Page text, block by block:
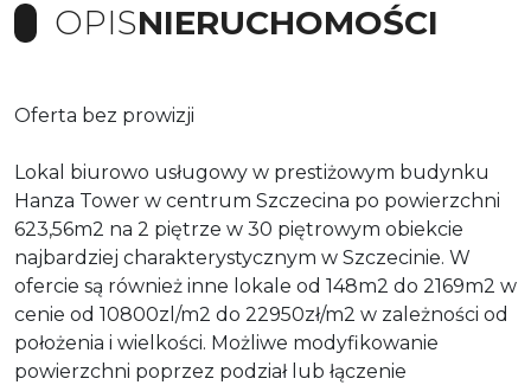
OPISNIERUCHOMOŚCI
Oferta bez prowizji
Lokal biurowo usługowy w prestiżowym budynku
Hanza Tower w centrum Szczecina po powierzchni
623,56m2 na 2 piętrze w 30 piętrowym obiekcie
najbardziej charakterystycznym w Szczecinie. W
ofercie są również inne lokale od 148m2 do 2169m2 w
cenie od 10800zl/m2 do 22950zł/m2 w zależności od
położenia i wielkości. Możliwe modyfikowanie
powierzchni poprzez podział lub łączenie